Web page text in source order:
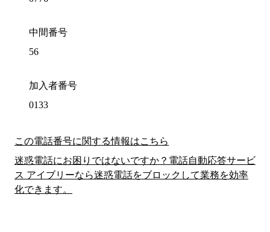
中間番号
56
加入者番号
0133
この電話番号に関する情報はこちら
迷惑電話にお困りではないですか？電話自動応答サービ
ス アイブリーなら迷惑電話をブロックして業務を効率
化できます。